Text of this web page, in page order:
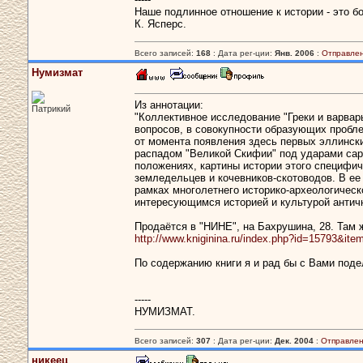
Наше подлинное отношение к истории - это
К. Ясперс.
Всего записей: 168 : Дата рег-ции: Янв. 2006 :
Нумизмат
Патрикий
Из аннотации:
"Коллективное исследование "Греки и
вопросов, в совокупности образующих
от момента появления здесь первых
распадом "Великой Скифии" под ударами
положениях, картины истории этого
земледельцев и кочевников-скотоводов. В
рамках многолетнего историко-
интересующимся историей и культурой
Продаётся в "НИНЕ", на Бахрушина, 28. Там
http://www.kniginina.ru/
По содержанию книги я и рад бы с Вами
-----
НУМИЗМАТ.
Всего записей: 307 : Дата рег-ции: Дек. 2004 :
никеец